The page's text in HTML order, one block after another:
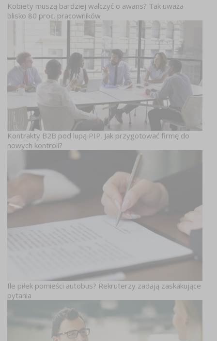
Kobiety muszą bardziej walczyć o awans? Tak uważa
blisko 80 proc. pracowników
Kontrakty B2B pod lupą PIP. Jak przygotować firmę do
nowych kontroli?
Ile piłek pomieści autobus? Rekruterzy zadają zaskakujące
pytania